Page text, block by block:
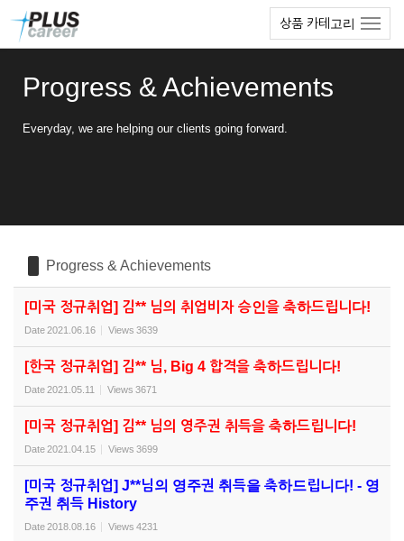
상품 카테고리
Progress & Achievements
Everyday, we are helping our clients going forward.
Progress & Achievements
[미국 정규취업] 김** 님의 취업비자 승인을 축하드립니다!
Date2021.06.16 Views 3639
[한국 정규취업] 김** 님, Big 4 합격을 축하드립니다!
Date2021.05.11 Views 3671
[미국 정규취업] 김** 님의 영주권 취득을 축하드립니다!
Date2021.04.15 Views 3699
[미국 정규취업] J**님의 영주권 취득을 축하드립니다! - 영
주권 취득 History
Date2018.08.16 Views 4231